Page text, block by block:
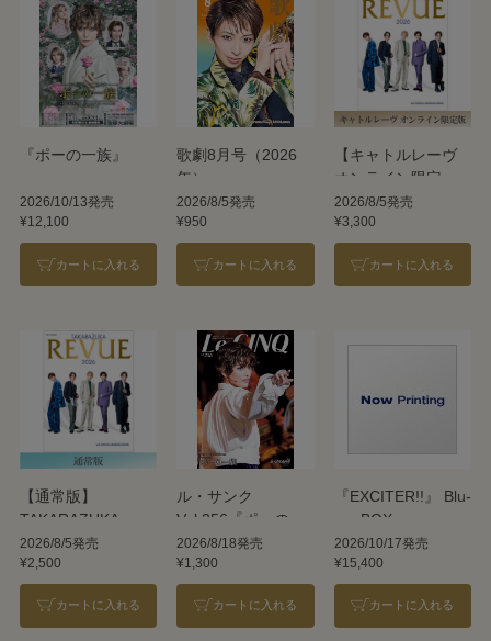
『ポーの一族』
2026/10/13発売
¥12,100
カートに入れる
歌劇8月号（2026
年）
2026/8/5発売
¥950
カートに入れる
【キャトルレーヴ
オンライン限定
版】TAKARAZUKA
REVUE 2026
2026/8/5発売
¥3,300
カートに入れる
【通常版】
TAKARAZUKA
REVUE 2026
2026/8/5発売
¥2,500
カートに入れる
ル・サンク
Vol.256『ポーの一
族』＜雪組＞
2026/8/18発売
¥1,300
カートに入れる
『EXCITER!!』 Blu-
ray BOX
2026/10/17発売
¥15,400
カートに入れる